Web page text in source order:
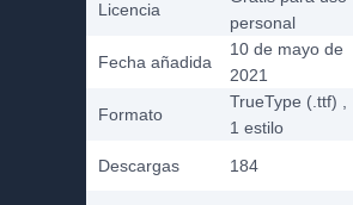
Licencia
personal
Fecha añadida
10 de mayo de
2021
Formato
TrueType (.ttf)
1 estilo
Descargas
184